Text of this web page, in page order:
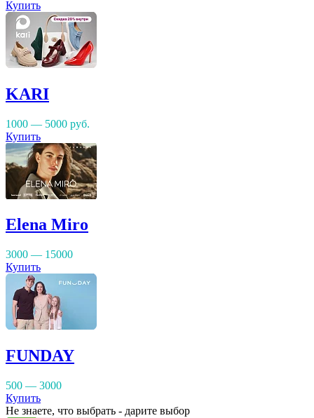
Купить
KARI
1000 — 5000 руб.
Купить
Elena Miro
3000 — 15000
Купить
FUNDAY
500 — 3000
Купить
Не знаете, что выбрать - дарите выбор